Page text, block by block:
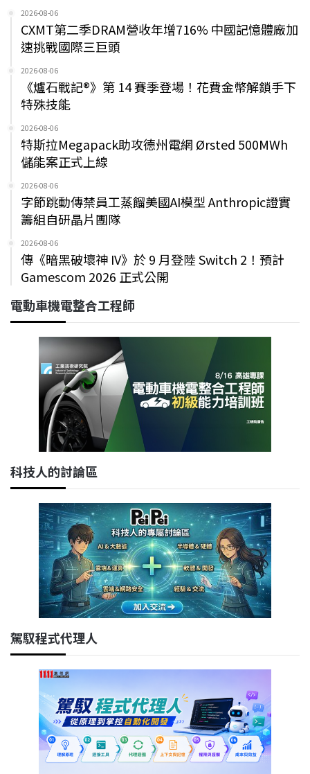
2026-08-06
CXMT第二季DRAM營收年增716% 中國記憶體廠加
速挑戰國際三巨頭
2026-08-06
《爐石戰記®》第 14 賽季登場！花費金幣解鎖手下
特殊技能
2026-08-06
特斯拉Megapack助攻德州電網 Ørsted 500MWh
儲能案正式上線
2026-08-06
字節跳動傳禁員工蒸餾美國AI模型 Anthropic證實
籌組自研晶片團隊
2026-08-06
傳《暗黑破壞神 IV》於 9 月登陸 Switch 2！預計
Gamescom 2026 正式公開
電動車機電整合工程師
科技人的討論區
駕馭程式代理人